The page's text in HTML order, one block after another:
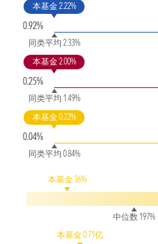
0.92%
本基金 2.22%
同类平均 2.33%
0.25%
本基金 2.00%
同类平均 1.49%
0.04%
本基金 0.22%
同类平均 0.84%
本基金 36%
中位数 197%
本基金 0.71亿